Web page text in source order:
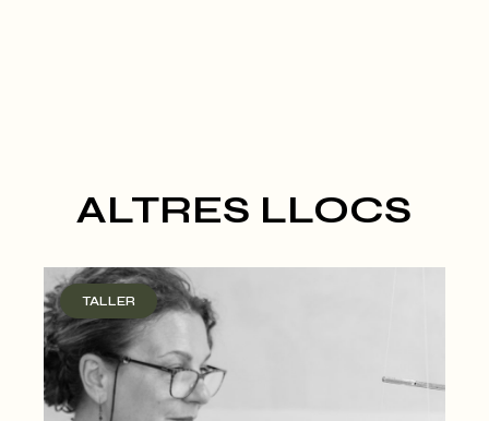
ALTRES LLOCS
TALLER